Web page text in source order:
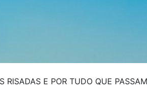
RISADAS E POR TUDO QUE